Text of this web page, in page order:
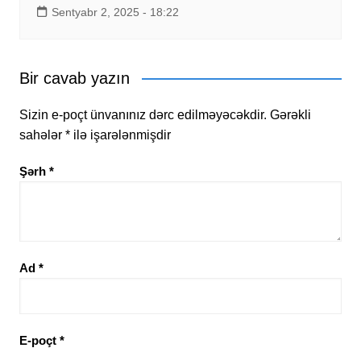
Sentyabr 2, 2025 - 18:22
Bir cavab yazın
Sizin e-poçt ünvanınız dərc edilməyəcəkdir. Gərəkli
sahələr *ilə işarələnmişdir
Şərh *
Ad *
E-poçt *